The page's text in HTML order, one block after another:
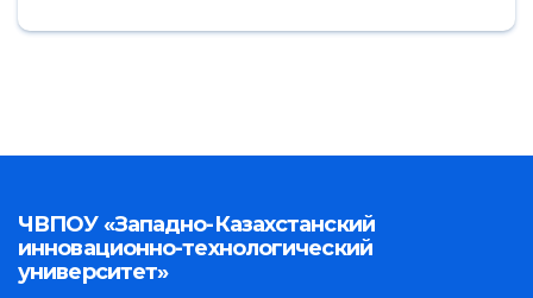
ЧВПОУ «Западно-Казахстанский
инновационно-технологический
университет»